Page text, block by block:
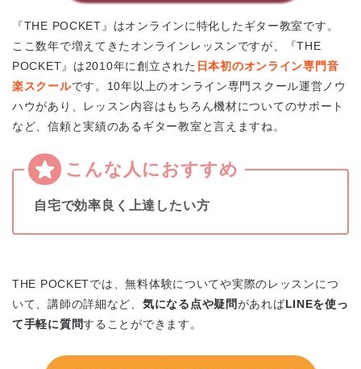
『THE POCKET』はオンラインに特化したギター教室です。
ここ数年で増えてきたオンラインレッスンですが、『THE
POCKET』は2010年に創立された 日本初のオンライン専門音
楽スクールです。10年以上のオンライン専門スクール運営ノウ
ハウがあり、レッスン内容はもちろん機材についてのサポート
など、信頼と実績のあるギター教室と言えますね。
自宅で効率良く上達したい方
THE POCKETでは、無料体験についてや実際のレッスンにつ
いて、講師の詳細など、 気になる点や疑問があればLINEを使っ
て手軽に質問することができます。